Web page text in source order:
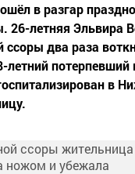
в разгар
26-летняя Эльвира
ссоры два раза
летний
в